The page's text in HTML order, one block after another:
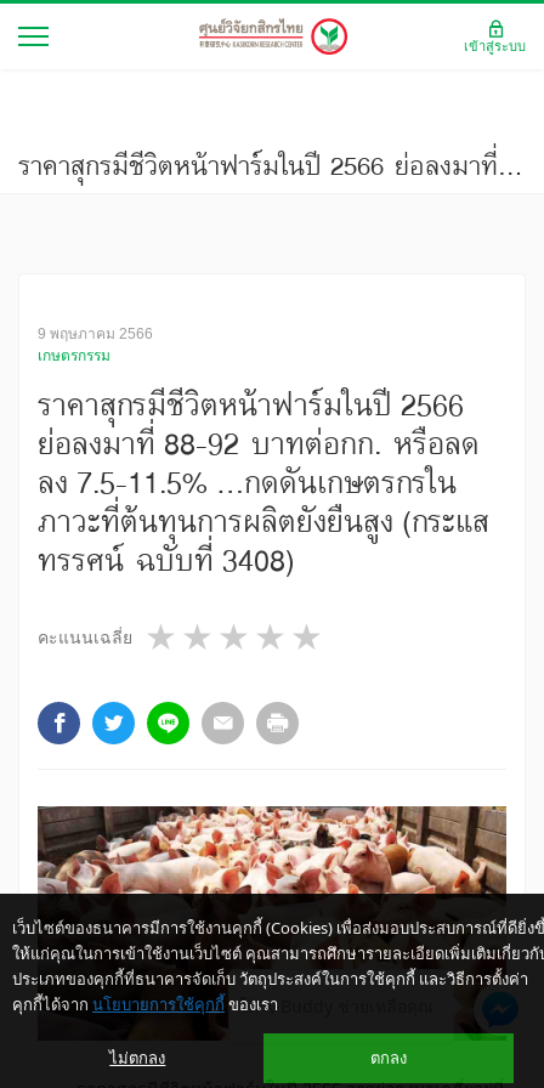
ราคาสุกรมีชีวิตหน้าฟาร์มในปี 2566 ย่อลงมาที่ 88-92 บาทต่อกก. หรือลดลง 7.5-11.5% …กดดันเกษตรกรในภาวะที่ต้นทุนการผลิตยังยืนสูง (กระแสทรรศน์ ฉบับที่ 3408)
9 พฤษภาคม 2566
เกษตรกรรม
ราคาสุกรมีชีวิตหน้าฟาร์มในปี 2566
ย่อลงมาที่ 88-92 บาทต่อกก. หรือลด
ลง 7.5-11.5% …กดดันเกษตรกรใน
ภาวะที่ต้นทุนการผลิตยังยืนสูง (กระแส
ทรรศน์ ฉบับที่ 3408)
คะแนนเฉลี่ย 4 stars
3 stars
2 stars
1 star
เว็บไซต์ของธนาคารมีการใช้งานคุกกี้ (Cookies) เพื่อส่งมอบประสบการณ์ที่ดียิ่ง
ให้แก่คุณในการเข้าใช้งานเว็บไซต์ คุณสามารถศึกษารายละเอียดเพิ่มเติมเกี่ยวกั
ประเภทของคุกกี้ที่ธนาคารจัดเก็บ วัตถุประสงค์ในการใช้คุกกี้ และวิธีการตั้งค่า
คุกกี้ได้จาก นโยบายการใช้คุกกี้ ของเรา
ไม่ตกลง ตกลง
เข้าสู่ระบบ
ให้ K-Buddy ช่วยเหลือคุณ